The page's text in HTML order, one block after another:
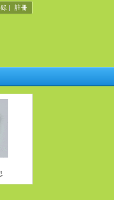
註冊